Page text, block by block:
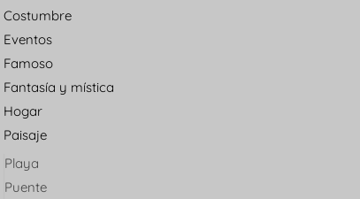
Costumbre
Eventos
Famoso
Fantasía y mística
Hogar
Paisaje
Playa
Puente